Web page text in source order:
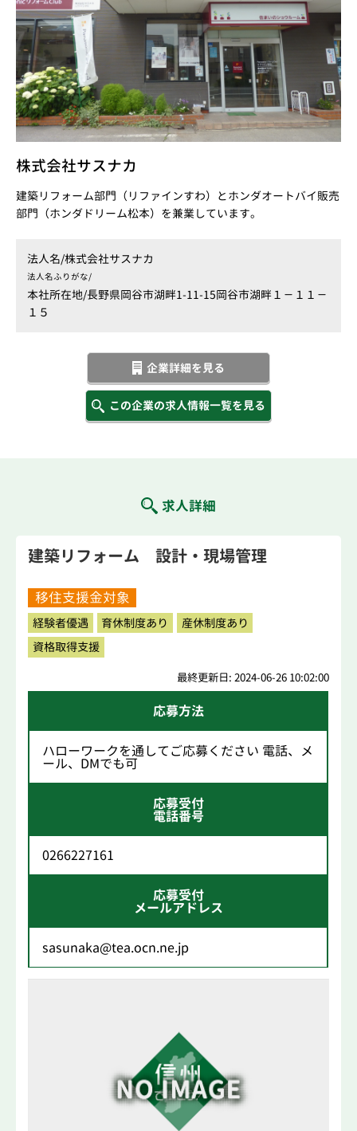
株式会社サスナカ
建築リフォーム部門（リファインすわ）とホンダオートバイ販売
部門（ホンダドリーム松本）を兼業しています。
法人名/株式会社サスナカ
法人名ふりがな/
本社所在地/長野県岡谷市湖畔1-11-15岡谷市湖畔１－１１－
１５
企業詳細を見る
この企業の求人情報一覧を見る
求人詳細
建築リフォーム 設計・現場管理
移住支援金対象
経験者優遇 育休制度あり
産休制度あり
資格取得支援
最終更新日: 2024-06-26 10:02:00
応募方法
ハローワークを通してご応募ください 電話、メ
ール、DMでも可
応募受付
電話番号
0266227161
応募受付
メールアドレス
sasunaka@tea.ocn.ne.jp